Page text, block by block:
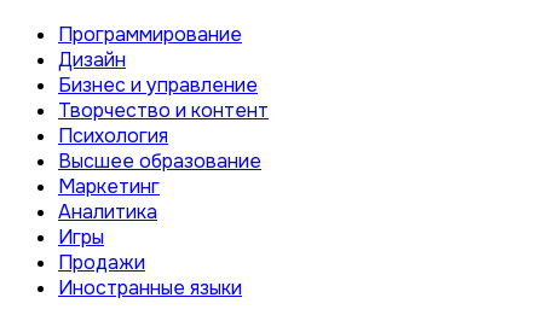
Программирование
Дизайн
Бизнес и управление
Творчество и контент
Психология
Высшее образование
Маркетинг
Аналитика
Игры
Продажи
Иностранные языки